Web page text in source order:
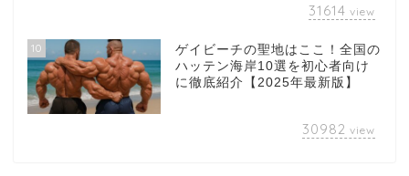
31614 view
10
ゲイビーチの聖地はここ！全国の
ハッテン海岸10選を初心者向け
に徹底紹介【2025年最新版】
30982 view